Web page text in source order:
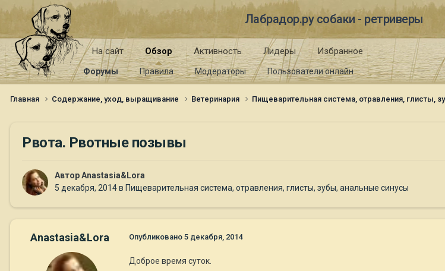
Лабрадор.ру собаки - ретриверы
На сайт Обзор
Форумы Правила Модераторы Пользователи онлайн
Активность Лидеры Избранное
Главная Содержание, уход, выращивание Ветеринария Пищеварительная система, отравления, глисты,
Рвота. Рвотные позывы
АвторAnastasia&Lora
5 декабря, 2014в Пищеварительная система, отравления, глисты, зубы, анальные синусы
Anastasia&Lora Опубликовано 5 декабря, 2014
Доброе время суток.